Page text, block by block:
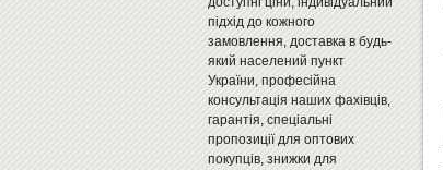
підхід до кожного
замовлення, доставка в будь-
який населений пункт
України, професійна
консультація наших фахівців,
гарантія, спеціальні
пропозиції для оптових
покупців, знижки для